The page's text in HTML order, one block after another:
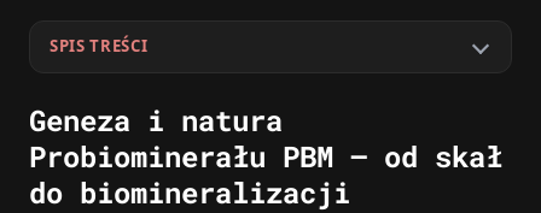
SPIS TREŚCI
Geneza i natura
Probiominerału PBM – od skał
do biomineralizacji